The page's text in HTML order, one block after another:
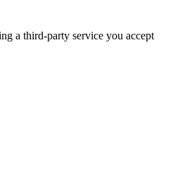
a third-party service you accept